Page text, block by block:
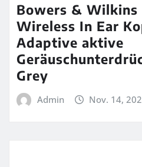
Bowers & Wilkins
Wireless In Ear
Adaptive aktive
Grey
Admin Nov. 14,